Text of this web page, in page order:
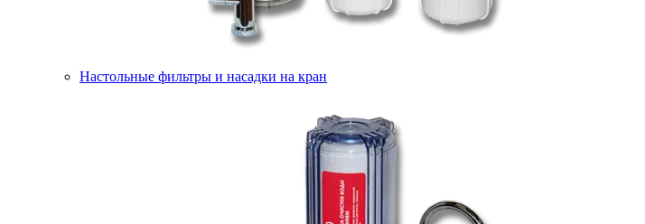
Настольные фильтры и насадки на кран